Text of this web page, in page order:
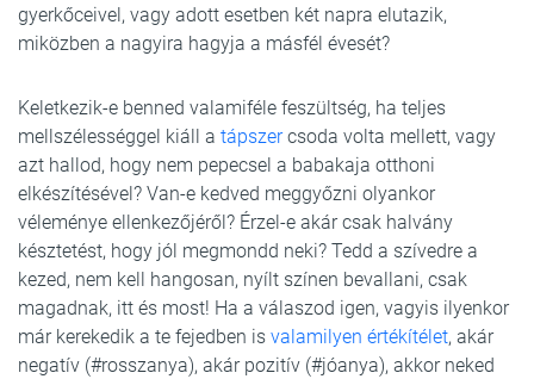
gyerkőceivel, vagy adott esetben két napra elutazik,
miközben a nagyira hagyja a másfél évesét?
Keletkezik-e benned valamiféle feszültség, ha teljes
mellszélességgel kiáll a tápszercsoda volta mellett, vagy
azt hallod, hogy nem pepecsel a babakaja otthoni
elkészítésével? Van-e kedved meggyőzni olyankor
véleménye ellenkezőjéről? Érzel-e akár csak halvány
késztetést, hogy jól megmondd neki? Tedd a szívedre a
kezed, nem kell hangosan, nyílt színen bevallani, csak
magadnak, itt és most! Ha a válaszod igen, vagyis ilyenkor
már kerekedik a te fejedben is valamilyen értékítélet, akár
negatív (#rosszanya), akár pozitív (#jóanya), akkor neked